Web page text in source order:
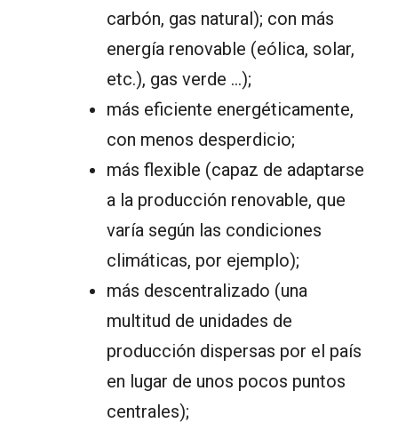
carbón, gas natural); con más
energía renovable (eólica, solar,
etc.), gas verde …);
más eficiente energéticamente,
con menos desperdicio;
más flexible (capaz de adaptarse
a la producción renovable, que
varía según las condiciones
climáticas, por ejemplo);
más descentralizado (una
multitud de unidades de
producción dispersas por el país
en lugar de unos pocos puntos
centrales);